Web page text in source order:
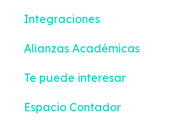
Empleados | Liquidación +
Colilla de Pago | Liquidación
Contabilización | Liquidación
Pagos | Liquidación + Emisión
Contactos
Configuraciones
Integraciones
Integraciones
Alianzas Académicas
Te puede interesar
Espacio Contador